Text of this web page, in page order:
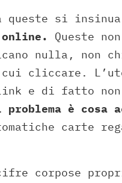
si insinua
Queste
nulla, non
cliccare.
e di fatto
è cosa
carte
corpose